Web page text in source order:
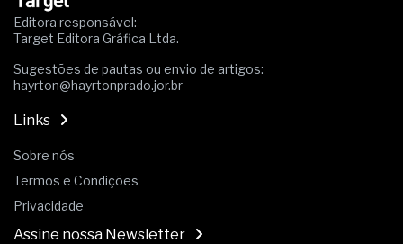
Editora responsável:
Target Editora Gráfica Ltda.
Sugestões de pautas ou envio de artigos:
hayrton@hayrtonprado.jor.br
Links
Sobre nós
Termos e Condições
Privacidade
Assine nossa Newsletter